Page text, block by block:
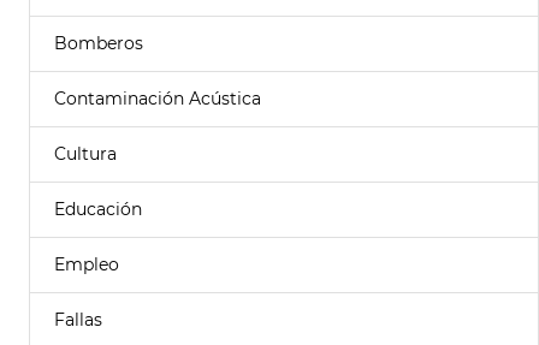
Bomberos
Contaminación Acústica
Cultura
Educación
Empleo
Fallas